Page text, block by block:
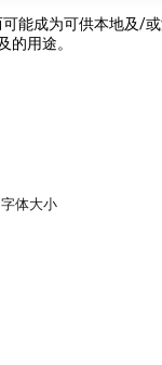
能成为可供本地及/
用途。
字体大小